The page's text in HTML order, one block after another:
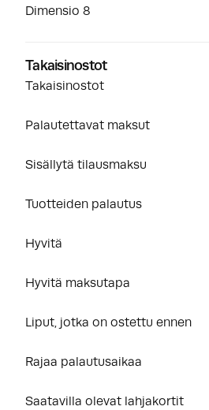
Dimensio 8
Takaisinostot
Takaisinostot
Palautettavat maksut
Sisällytä tilausmaksu
Tuotteiden palautus
Hyvitä
Hyvitä maksutapa
Liput, jotka on ostettu ennen
Rajaa palautusaikaa
Saatavilla olevat lahjakortit